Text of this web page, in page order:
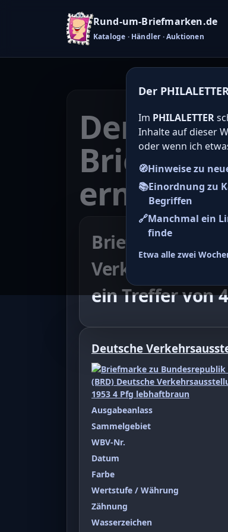
Rund-um-Briefmarken.de
Kataloge · Händler · Auktionen
Der
Im PHILALETTER
Inhalte auf dieser
oder wenn ich
🧭Hinweise zu
📚Einordnung zu
Begriffen
🔗Manchmal ein
finde
Etwa alle zwei
Den
ermitteln
Briefmarke zu
ein Treffer von 4
Deutsche
Ausgabeanlass
Sammelgebiet
WBV-Nr.
Datum
Farbe
Wertstufe / Währung
Zähnung
Wasserzeichen